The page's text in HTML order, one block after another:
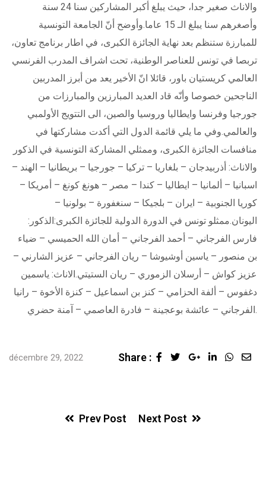
والاناث صغير جدا، حيث يبلغ أكبر المشاركين سنا 24 سنة
وأصغرهم سنا يبلغ الـ 15 عاما.وأوضح أنّ الجامعة التونسية
للمبارزة ستنظم بعد نهاية الجائزة الكبرى، في اطار برنامج تعاون،
تربصا في تونس للعناصر الوطنية، تحت اشراف المدرب الفرنسي
العالمي كريستيان باور، قائلا انّ الأخير يعد من أبرز المدربين
الناجحين خصوصا وأنّه قاد العديد المبارزين والمبارزات من
جورجيا وفرنسا وايطاليا وروسيا والصين، الى التتويج الأولمبي
والعالمي.وفي ما يلي قائمة الدول التي أكدت مشاركتها في
منافسات الجائزة الكبرى، وممثلي المشاركة التونسية في الذكور
والاناث: أذربيدجان – بلغاريا – تركيا – جورجيا – بريطانيا – الهند –
اسبانيا – ألمانيا – ايطاليا – كندا – مصر – هونغ كونغ – أمريكا –
كوريا الجنوبية – ايران – بلجيكا – سنغفورة – بولونيا –
اليونان.ممثلو تونس في الدورة الدولية للجائزة الكبرى:الذكور:
فارس الفرجاني – أحمد الفرجاني – أمان الله الحميسي – ضياء
بن منصور – ياسين أوشيوشا – ريان الفرجاني – عزيز الشارني –
عزيز كواش – أرسلان الزموري – ريان الستيتي.الاناث: ياسمين
دغفوس – ألفة الحزامي – كنز بن اسماعيل – كنزة الأخوة – رانيا
الفرجاني – عائشة بوعجينة – فادرة العاصمي – آمنة حضري.
décembre 29, 2022 Share : Google+LinkedIn
Prev Post Next Post